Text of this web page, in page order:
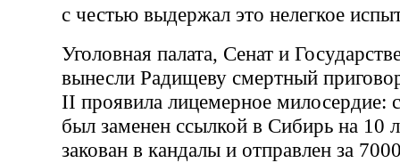
с честью выдержал это нелегкое
Уголовная палата, Сенат и
вынесли Радищеву смертный
II проявила лицемерное милосердие:
был заменен ссылкой в Сибирь на 10
закован в кандалы и отправлен за